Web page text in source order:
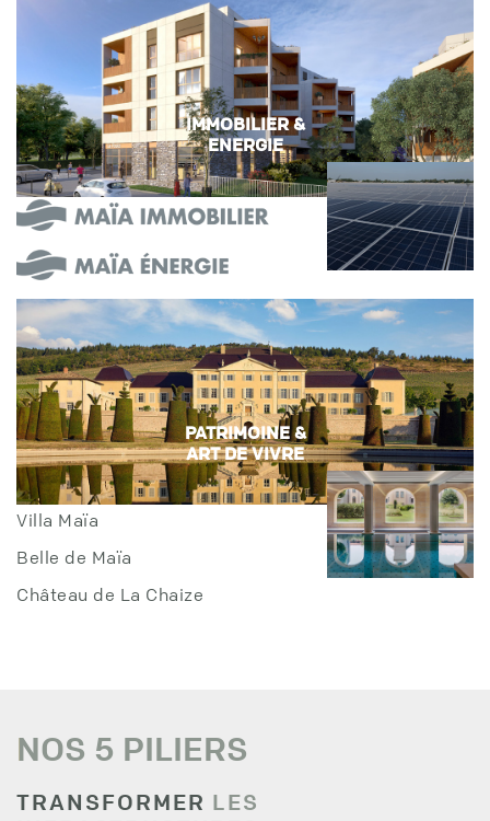
IMMOBILIER &
ENERGIE
PATRIMOINE &
ART DE VIVRE
Villa Maïa
Belle de Maïa
Château de La Chaize
NOS 5 PILIERS
TRANSFORMER LES